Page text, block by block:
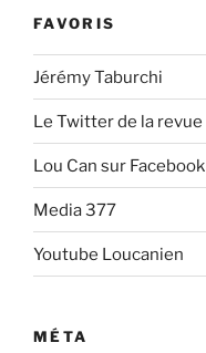
FAVORIS
Jérémy Taburchi
Le Twitter de la revue
Lou Can sur Facebook
Media 377
Youtube Loucanien
MÉTA